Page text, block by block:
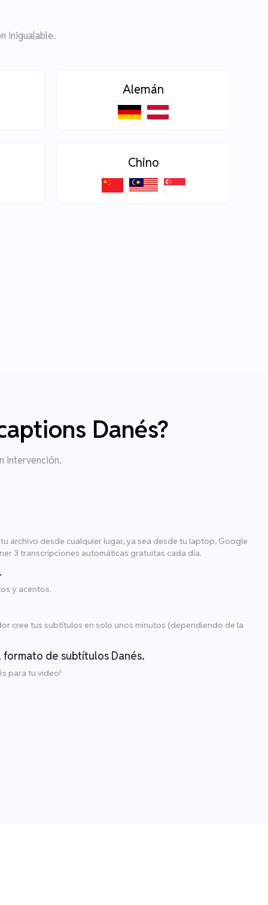
inigualable.
Alemán
Chino
Danés?
intervención.
archivo desde cualquier lugar, ya sea desde tu laptop, Google
3 transcripciones automáticas gratuitas cada día.
y acentos.
cree tus subtítulos en solo unos minutos (dependiendo de la
de subtítulos Danés.
para tu video!